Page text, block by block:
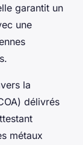
garantit un
une
la
délivrés
métaux